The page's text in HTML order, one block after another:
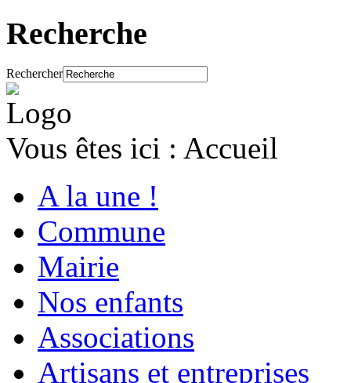
Recherche
Rechercher
Vous êtes ici : Accueil
A la une !
Commune
Mairie
Nos enfants
Associations
Artisans et entreprises